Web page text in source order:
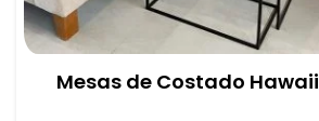
Mesas de Costado Hawaii